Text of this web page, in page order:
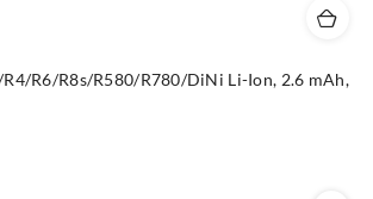
R6/R8s/R580/R780/DiNi Li-Ion, 2.6 mAh,